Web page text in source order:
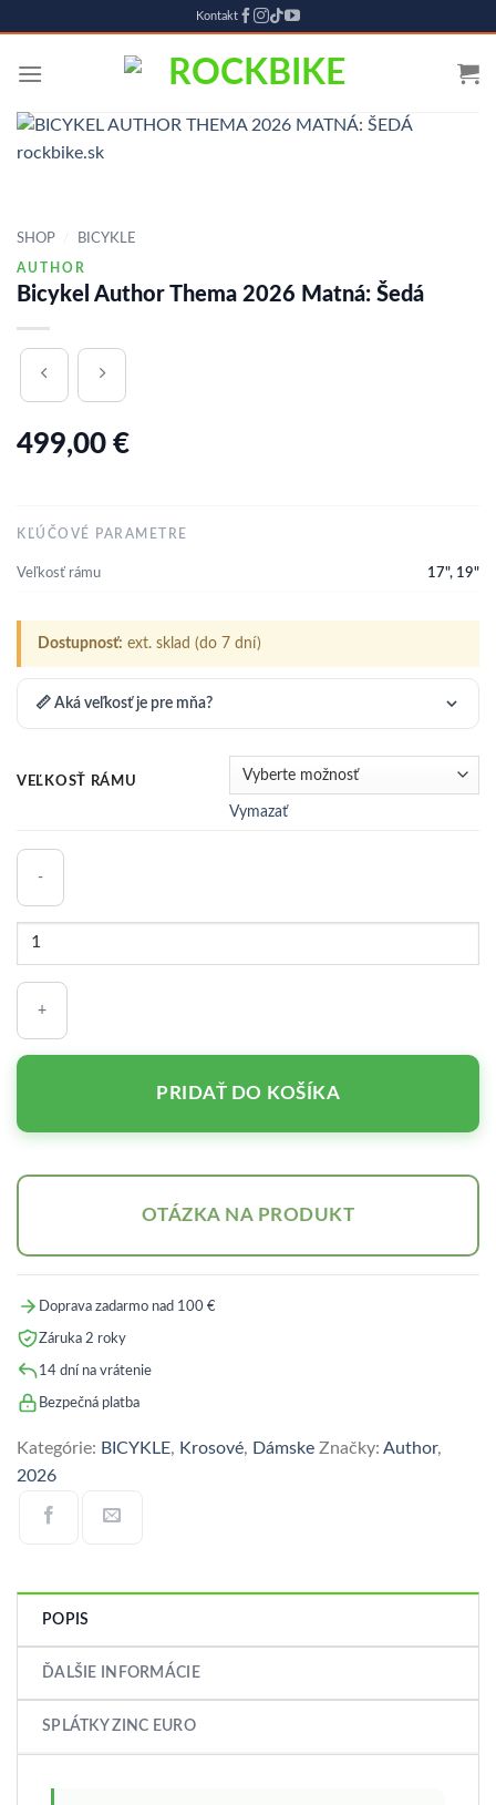
Kontakt
SHOP BICYKLE
AUTHOR
Bicykel Author Thema 2026 Matná: Šedá
499,00 €
KĽÚČOVÉ PARAMETRE
Veľkosť rámu 17", 19"
Dostupnosť: ext. sklad (do 7 dní)
📏 Aká veľkosť je pre mňa?
VEĽKOSŤ RÁMU
Vymazať
množstvo
AUTHOR
THEMA
2026
MATNÁ:
PRIDAŤ DO KOŠÍKA
OTÁZKA NA PRODUKT
Doprava zadarmo nad 100 €
Záruka 2 roky
14 dní na vrátenie
Bezpečná platba
Kategórie: BICYKLE, Krosové, Dámske Značky: Author,
2026
POPIS
ĎALŠIE INFORMÁCIE
SPLÁTKY ZINC EURO